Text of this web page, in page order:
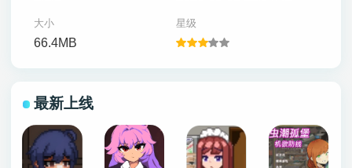
大小
66.4MB
星级
最新上线